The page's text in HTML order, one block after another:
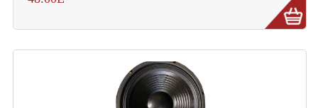
Projecteurs Traditionnels
Projecteurs Cycliodes
Projecteurs Découpes